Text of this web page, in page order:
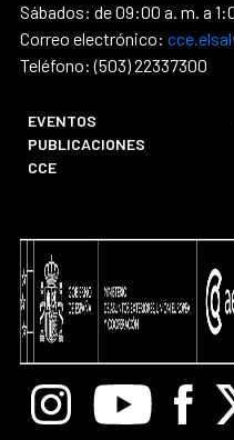
Sábados: de 09:00 a. m. a
Correo electrónico:
Teléfono: (503) 22337300
EVENTOS
PUBLICACIONES
CCE
InstagramYoutube X